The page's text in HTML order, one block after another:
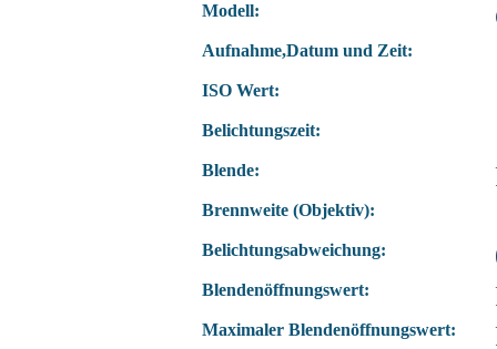
Modell:
Aufnahme,Datum und Zeit:
ISO Wert:
Belichtungszeit:
Blende:
Brennweite (Objektiv):
Belichtungsabweichung:
Blendenöffnungswert:
Maximaler Blendenöffnungswert: